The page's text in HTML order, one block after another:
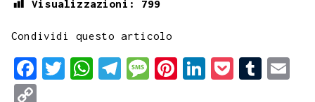
Visualizzazioni: 799
Condividi questo articolo
F
T
W
T
M
P
L
T